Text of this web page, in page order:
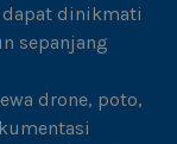
dapat dinikmati
sepanjang
drone, poto,